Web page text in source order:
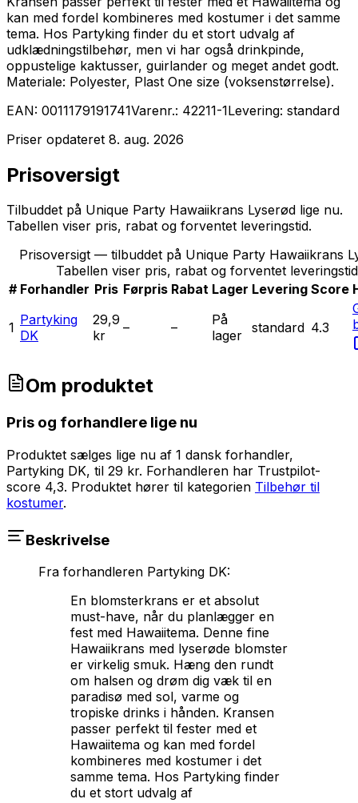
kan med fordel kombineres med kostumer i det samme
tema. Hos Partyking finder du et stort udvalg af
udklædningstilbehør, men vi har også drinkpinde,
oppustelige kaktusser, guirlander og meget andet godt.
Materiale: Polyester, Plast One size (voksenstørrelse).
EAN: 0011179191741Varenr.: 42211-1Levering: standard
Priser opdateret 8. aug. 2026
Prisoversigt
Tilbuddet på Unique Party Hawaiikrans Lyserød lige nu.
Tabellen viser pris, rabat og forventet leveringstid.
Prisoversigt — tilbuddet på Unique Party Hawaiikrans
Tabellen viser pris, rabat og forventet
# Forhandler Pris Førpris Rabat Lager Levering Score
1 Partyking
DK
29,9
kr
– –
På
lager standard 4.3
Om produktet
Pris og forhandlere lige nu
Produktet sælges lige nu af 1 dansk forhandler,
Partyking DK, til 29 kr. Forhandleren har Trustpilot-
score 4,3. Produktet hører til kategorien Tilbehør til
kostumer.
Beskrivelse
Fra forhandleren Partyking DK:
En blomsterkrans er et absolut
must-have, når du planlægger en
fest med Hawaiitema. Denne fine
Hawaiikrans med lyserøde blomster
er virkelig smuk. Hæng den rundt
om halsen og drøm dig væk til en
paradisø med sol, varme og
tropiske drinks i hånden. Kransen
passer perfekt til fester med et
Hawaiitema og kan med fordel
kombineres med kostumer i det
samme tema. Hos Partyking finder
du et stort udvalg af